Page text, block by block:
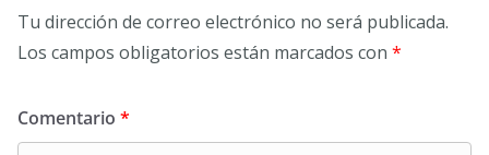
Tu dirección de correo electrónico no será publicada.
Los campos obligatorios están marcados con *
Comentario *